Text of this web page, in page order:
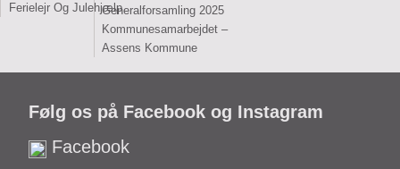
Ferielejr Og JulehjælpGeneralforsamling 2025
Kommunesamarbejdet –
Assens Kommune
Følg os på Facebook og Instagram
Facebook